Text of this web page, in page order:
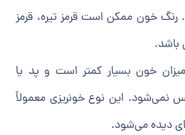
خون ممکن است قرمز تیره، قرمز
باشد.
میزان خون بسیار کمتر است و پد یا
نمی‌شود. این نوع خونریزی معمولاً
دیده می‌شود.